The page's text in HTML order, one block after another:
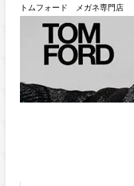
トムフォード メガネ専門店